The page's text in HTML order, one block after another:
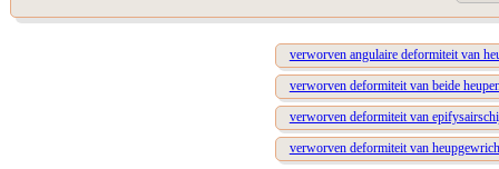
verworven angulaire deformiteit van
verworven deformiteit van beide
verworven deformiteit van
verworven deformiteit van